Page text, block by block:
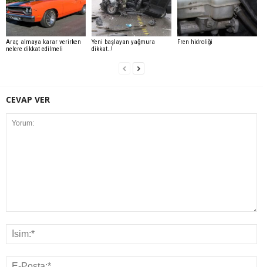
Araç almaya karar verirken
nelere dikkat edilmeli
Yeni başlayan yağmura
dikkat..!
Fren hidroliği
CEVAP VER